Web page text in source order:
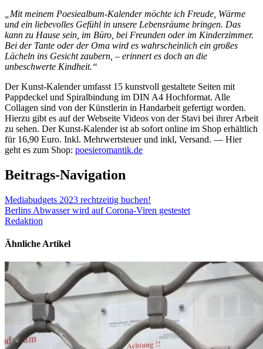
„Mit meinem Poesiealbum-Kalender möchte ich Freude, Wärme
und ein liebevolles Gefühl in unsere Lebensräume bringen. Das
kann zu Hause sein, im Büro, bei Freunden oder im Kinderzimmer.
Bei der Tante oder der Oma wird es wahrscheinlich ein großes
Lächeln ins Gesicht zaubern, – erinnert es doch an die
unbeschwerte Kindheit.“
Der Kunst-Kalender umfasst 15 kunstvoll gestaltete Seiten mit
Pappdeckel und Spiralbindung im DIN A4 Hochformat. Alle
Collagen sind von der Künstlerin in Handarbeit gefertigt worden.
Hierzu gibt es auf der Webseite Videos von der Stavi bei ihrer Arbeit
zu sehen. Der Kunst-Kalender ist ab sofort online im Shop erhältlich
für 16,90 Euro. Inkl. Mehrwertsteuer und inkl, Versand. — Hier
geht es zum Shop: poesieromantik.de
Beitrags-Navigation
Mediabudgets 2023 rechtzeitig buchen!
Berlins Abwasser wird auf Corona-Viren gestestet
Redaktion
Ähnliche Artikel